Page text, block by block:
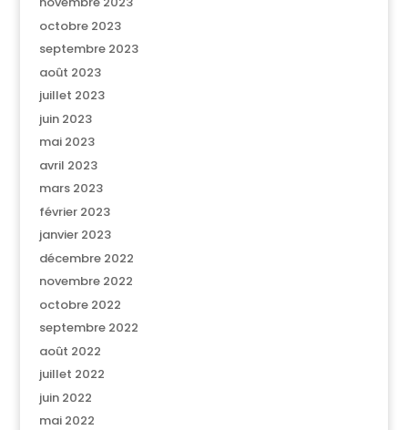
octobre 2023
septembre 2023
août 2023
juillet 2023
juin 2023
mai 2023
avril 2023
mars 2023
février 2023
janvier 2023
décembre 2022
novembre 2022
octobre 2022
septembre 2022
août 2022
juillet 2022
juin 2022
mai 2022